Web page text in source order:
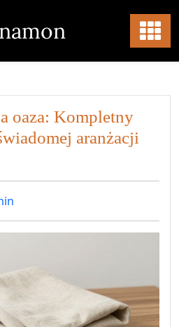
oaza: Kompletny
aranżacji